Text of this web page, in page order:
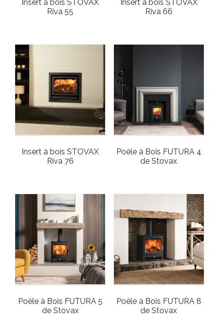
Insert à bois STOVAX
Riva 55
Insert à bois STOVAX
Riva 66
Insert à bois STOVAX
Riva 76
Poêle à Bois FUTURA 4
de Stovax
Poêle à Bois FUTURA 5
de Stovax
Poêle à Bois FUTURA 8
de Stovax